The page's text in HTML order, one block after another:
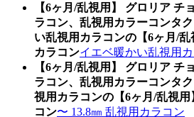
【6ヶ月/乱視用】 グロリア チ
ラコン、乱視用カラーコンタ
い乱視用カラコンの【6ヶ月/
カラコンイエベ暖かい乱視用
【6ヶ月/乱視用】 グロリア チ
ラコン、乱視用カラーコンタ
視用カラコンの【6ヶ月/乱視
コン〜 13.8㎜ 乱視用カラコン